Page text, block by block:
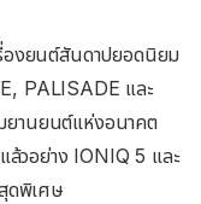
องยนต์สันดาปยอดนิยม
PALISADE และ
ยานยนต์แห่งอนาคต
ล้วอย่าง IONIQ 5 และ
ดพิเศษ